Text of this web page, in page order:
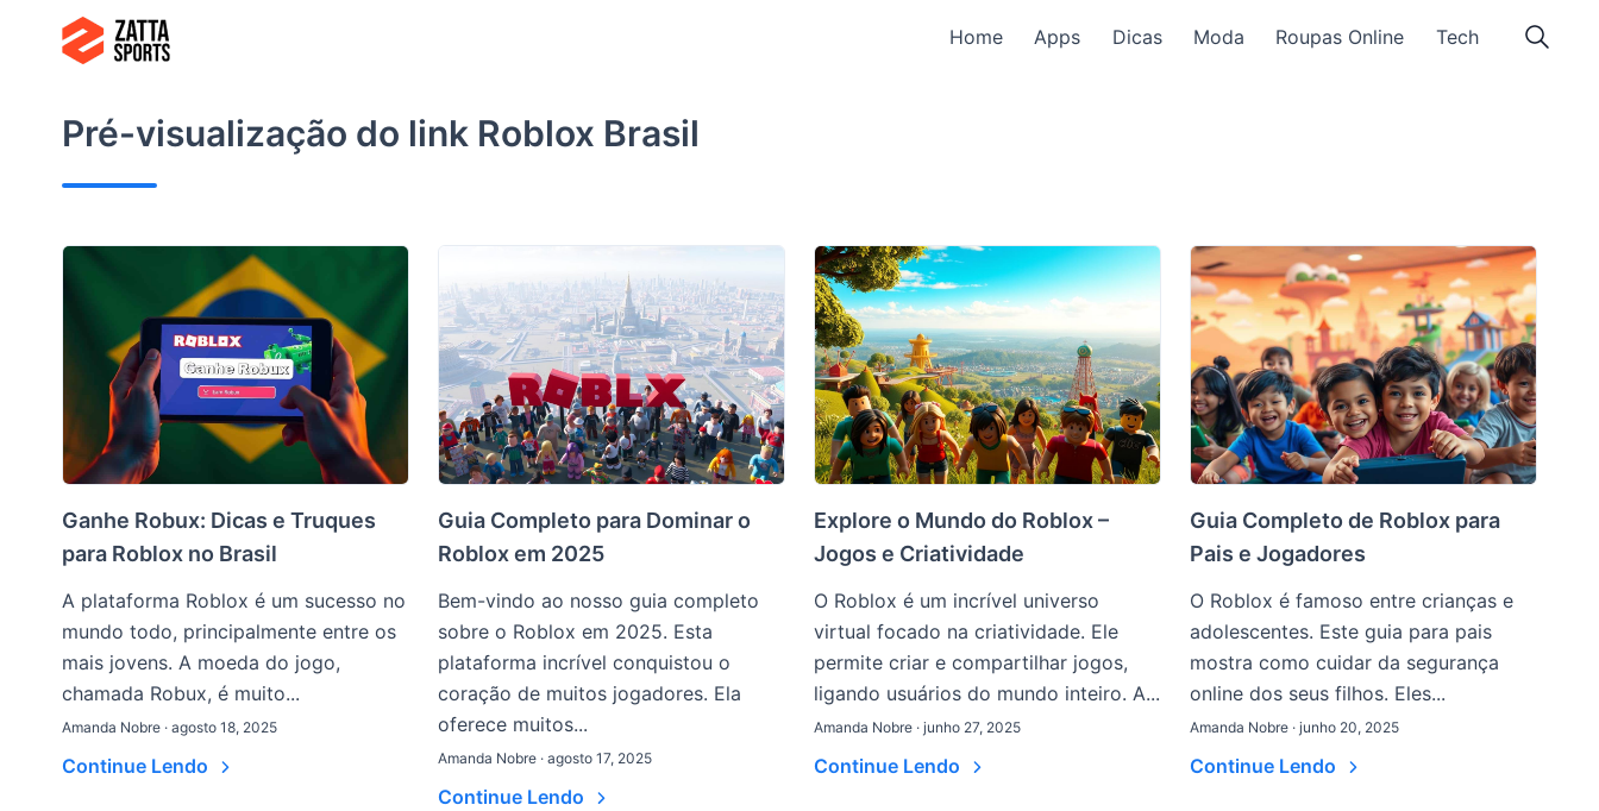
conteúdo
Home Apps Dicas Moda Roupas Online Tech
Pré-visualização do link Roblox Brasil
Ganhe Robux: Dicas e Truques
para Roblox no Brasil
A plataforma Roblox é um sucesso no
mundo todo, principalmente entre os
mais jovens. A moeda do jogo,
chamada Robux, é muito...
Amanda Nobre · agosto 18, 2025
Continue Lendo
Guia Completo para Dominar o
Roblox em 2025
Bem-vindo ao nosso guia completo
sobre o Roblox em 2025. Esta
plataforma incrível conquistou o
coração de muitos jogadores. Ela
oferece muitos...
Amanda Nobre · agosto 17, 2025
Continue Lendo
Explore o Mundo do Roblox –
Jogos e Criatividade
O Roblox é um incrível universo
virtual focado na criatividade. Ele
permite criar e compartilhar jogos,
ligando usuários do mundo inteiro. A...
Amanda Nobre · junho 27, 2025
Continue Lendo
Guia Completo de Roblox para
Pais e Jogadores
O Roblox é famoso entre crianças e
adolescentes. Este guia para pais
mostra como cuidar da segurança
online dos seus filhos. Eles...
Amanda Nobre · junho 20, 2025
Continue Lendo